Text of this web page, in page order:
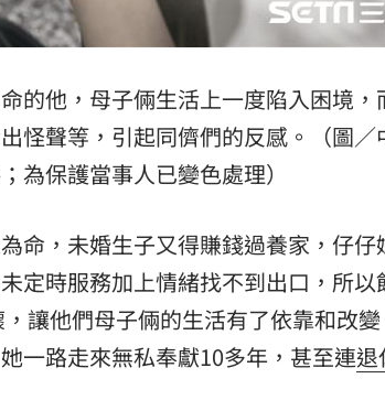
的他，母子倆生活上一度陷入困境，
怪聲等，引起同儕們的反感。（圖／
為保護當事人已變色處理）
命，未婚生子又得賺錢過養家，仔
定時服務加上情緒找不到出口，所以
讓他們母子倆的生活有了依靠和改
一路走來無私奉獻10多年，甚至連退